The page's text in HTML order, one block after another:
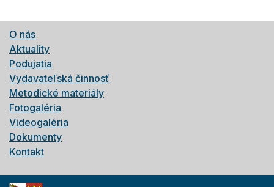
O nás
Aktuality
Podujatia
Vydavateľská činnosť
Metodické materiály
Fotogaléria
Videogaléria
Dokumenty
Kontakt